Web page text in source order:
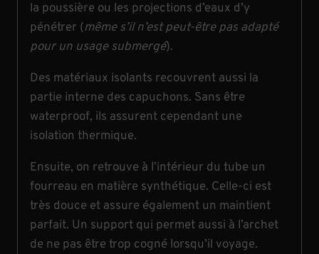
la poussière ou les projections d’eaux d’y
pénétrer (même s’il n’est peut-être pas adapté
pour un usage submergé).
Des matériaux isolants recouvrent aussi la
partie interne des capuchons. Sans être
waterproof, ils assurent cependant une
isolation thermique.
Ensuite, on retrouve à l’intérieur du tube un
fourreau en matière synthétique. Celle-ci est
très douce et assure également un maintient
parfait. Un support qui permet aussi à l’archet
de ne pas être trop cogné lorsqu’il voyage.